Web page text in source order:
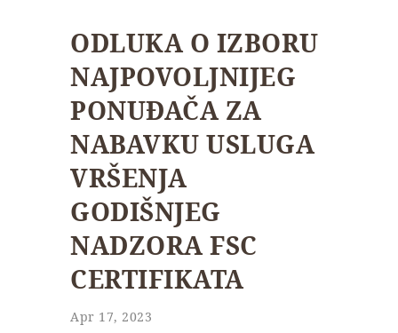
ODLUKA O IZBORU
NAJPOVOLJNIJEG
PONUĐAČA ZA
NABAVKU USLUGA
VRŠENJA
GODIŠNJEG
NADZORA FSC
CERTIFIKATA
Apr 17, 2023